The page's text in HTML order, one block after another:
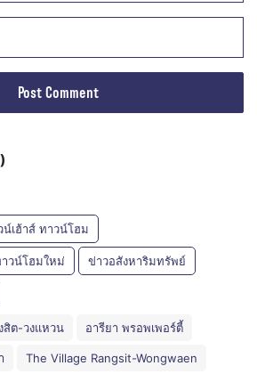
น์เฮ้าส์ ทาวน์โฮม
วน์โฮมใหม่ ข่าวอสังหาริมทรัพย์
สิต-วงแหวน อารียา พรอพเพอร์ตี้
The Village Rangsit-Wongwaen